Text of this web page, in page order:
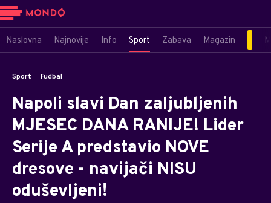
Naslovna Najnovije Info Sport Zabava Magazin
Sport Fudbal
Napoli slavi Dan zaljubljenih
MJESEC DANA RANIJE! Lider
Serije A predstavio NOVE
dresove - navijači NISU
oduševljeni!